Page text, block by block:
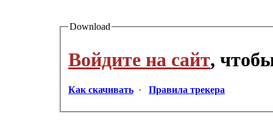
Download
Войдите на сайт,
Как скачивать · Правила трекера